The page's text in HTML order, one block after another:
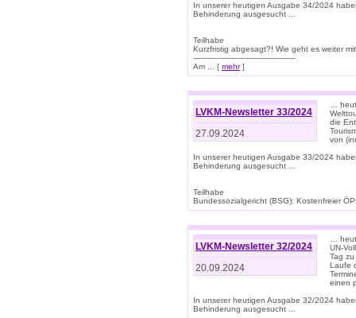
In unserer heutigen Ausgabe 34/2024
Behinderung ausgesucht ...
Teilhabe
Kurzfristig abgesagt?! Wie geht es weiter
-------------------------------------------
Am ... [ mehr]
LVKM-Newsletter 33/2024
27.09.2024
…
die
von
In unserer heutigen Ausgabe 33/2024
Behinderung ausgesucht ...
Teilhabe
Bundessozialgericht (BSG): Kostenfreier
LVKM-Newsletter 32/2024
20.09.2024
…
UN-
Tag
Laufe
einen
In unserer heutigen Ausgabe 32/2024
Behinderung ausgesucht ...